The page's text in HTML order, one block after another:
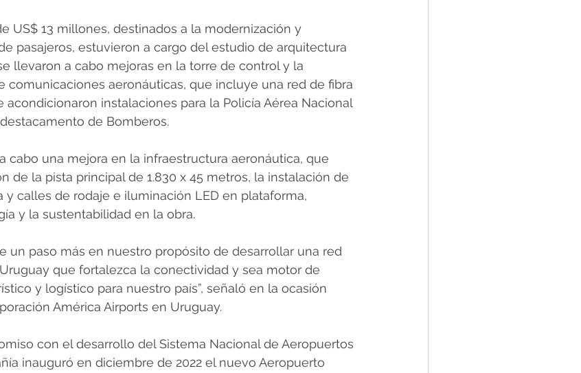
US$ 13 millones, destinados a la modernización y
pasajeros, estuvieron a cargo del estudio de arquitectura
llevaron a cabo mejoras en la torre de control y la
comunicaciones aeronáuticas, que incluye una red de fibra
acondicionaron instalaciones para la Policía Aérea Nacional
de Bomberos.
cabo una mejora en la infraestructura aeronáutica, que
de la pista principal de 1.830 x 45 metros, la instalación de
y calles de rodaje e iluminación LED en plataforma,
y la sustentabilidad en la obra.
un paso más en nuestro propósito de desarrollar una red
que fortalezca la conectividad y sea motor de
y logístico para nuestro país”, señaló en la ocasión
América Airports en Uruguay.
con el desarrollo del Sistema Nacional de Aeropuertos
inauguró en diciembre de 2022 el nuevo Aeropuerto